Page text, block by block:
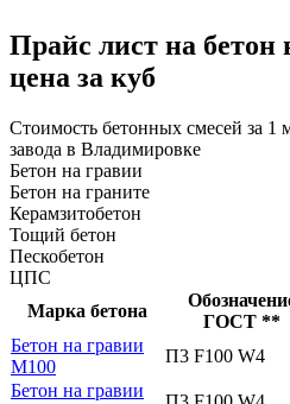
Прайс лист на бетон
цена за куб
Стоимость бетонных смесей за 1
завода в Владимировке
Бетон на гравии
Бетон на граните
Керамзитобетон
Тощий бетон
Пескобетон
ЦПС
Марка бетона
ГОСТ **
Бетон на гравии
М100
П3 F100 W4
Бетон на гравии